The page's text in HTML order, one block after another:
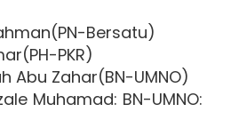
Bersatu)
PKR)
Abu Zahar(BN-UMNO)
Muhamad: BN-UMNO: